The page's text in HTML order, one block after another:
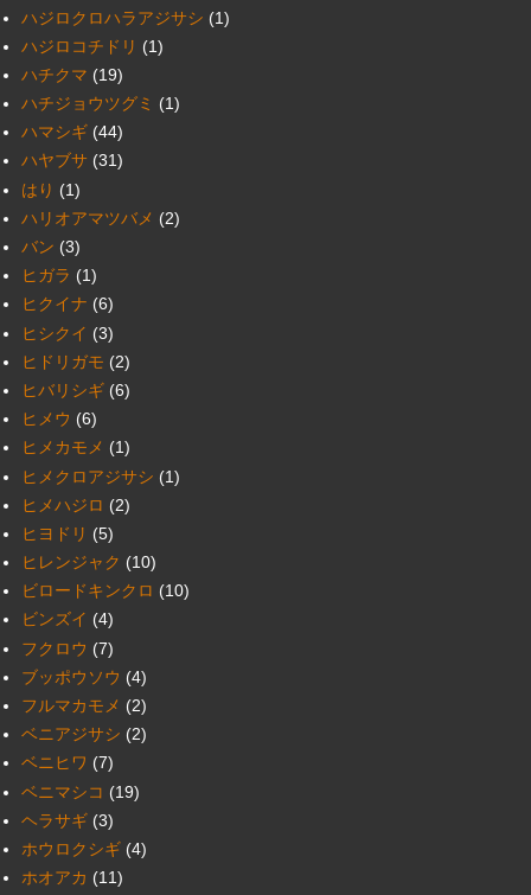
ハジロクロハラアジサシ (1)
ハジロコチドリ (1)
ハチクマ (19)
ハチジョウツグミ (1)
ハマシギ (44)
ハヤブサ (31)
はり (1)
ハリオアマツバメ (2)
バン (3)
ヒガラ (1)
ヒクイナ (6)
ヒシクイ (3)
ヒドリガモ (2)
ヒバリシギ (6)
ヒメウ (6)
ヒメカモメ (1)
ヒメクロアジサシ (1)
ヒメハジロ (2)
ヒヨドリ (5)
ヒレンジャク (10)
ビロードキンクロ (10)
ビンズイ (4)
フクロウ (7)
ブッポウソウ (4)
フルマカモメ (2)
ベニアジサシ (2)
ベニヒワ (7)
ベニマシコ (19)
ヘラサギ (3)
ホウロクシギ (4)
ホオアカ (11)